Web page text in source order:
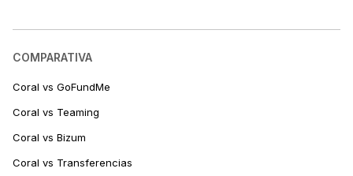
COMPARATIVA
Coral vs GoFundMe
Coral vs Teaming
Coral vs Bizum
Coral vs Transferencias